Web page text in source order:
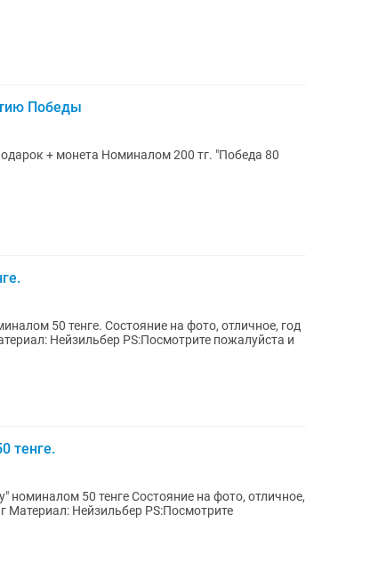
Победы
50 тенге. Состояние на фото, отличное, год
пожалуйста и
тенге.
номиналом 50 тенге Состояние на фото, отличное,
Нейзильбер PS:Посмотрите